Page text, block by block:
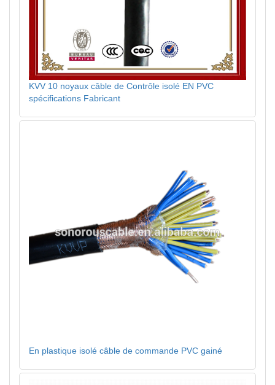
KVV 10 noyaux câble de Contrôle isolé EN PVC
spécifications Fabricant
En plastique isolé câble de commande PVC gainé